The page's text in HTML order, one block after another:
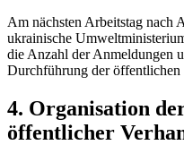
Am nächsten Arbeitstag nach
ukrainische
die Anzahl der Anmeldungen
Durchführung der öffentlichen
4. Organisation
öffentlicher